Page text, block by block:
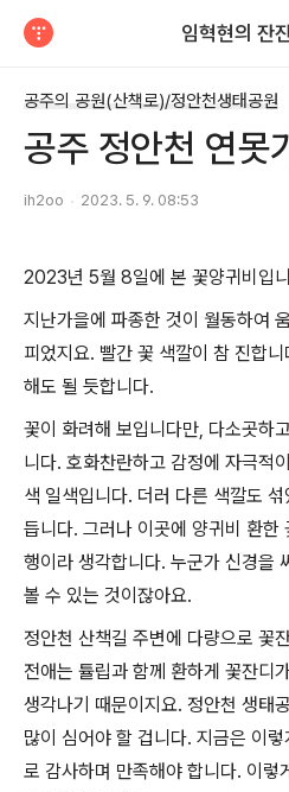
임혁현의 잔
공주의 공원(산책로)/정안천생태공원
공주 정안천 연못
ih2oo 2023. 5. 9. 08:53
2023년 5월 8일에 본 꽃양귀비입
지난가을에 파종한 것이 월동하여
피었지요. 빨간 꽃 색깔이 참 진합
해도 될 듯합니다.
꽃이 화려해 보입니다만, 다소곳하
니다. 호화찬란하고 감정에 자극적
색 일색입니다. 더러 다른 색깔도
듭니다. 그러나 이곳에 양귀비 환한
행이라 생각합니다. 누군가 신경을
볼 수 있는 것이잖아요.
정안천 산책길 주변에 다량으로 꽃
전애는 튤립과 함께 환하게 꽃잔디
생각나기 때문이지요. 정안천 생태
많이 심어야 할 겁니다. 지금은 이
로 감사하며 만족해야 합니다. 이렇